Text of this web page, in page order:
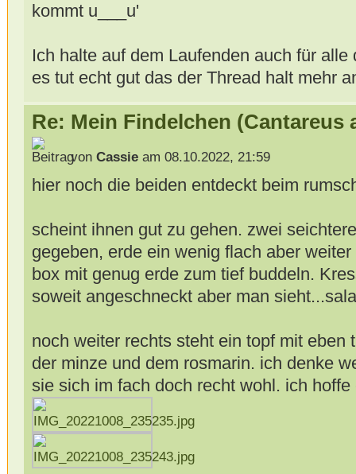
kommt u___u'
Ich halte auf dem Laufenden auch für
es tut echt gut das der Thread halt mehr
Re: Mein Findelchen (Cantareus
von Cassieam 08.10.2022, 21:59
hier noch die beiden entdeckt beim
scheint ihnen gut zu gehen. zwei
gegeben, erde ein wenig flach aber
box mit genug erde zum tief buddeln.
soweit angeschneckt aber man
noch weiter rechts steht ein topf mit eben
der minze und dem rosmarin. ich denke
sie sich im fach doch recht wohl. ich